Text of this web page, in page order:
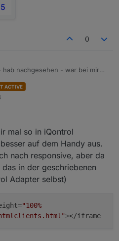
0
hab nachgesehen - war bei mir
der clientliste, mehrere
nur noch das ein und
- mal sehen ob ich heute
etwas nervt ist die lange
- hat da
im unificontroller dafür -
man sowas irgendwie
ACTIVE
mal so in iQontrol
auf dem Handy aus.
nach responsive, aber da
in der geschriebenen
Adapter selbst)
="100%
></iframe